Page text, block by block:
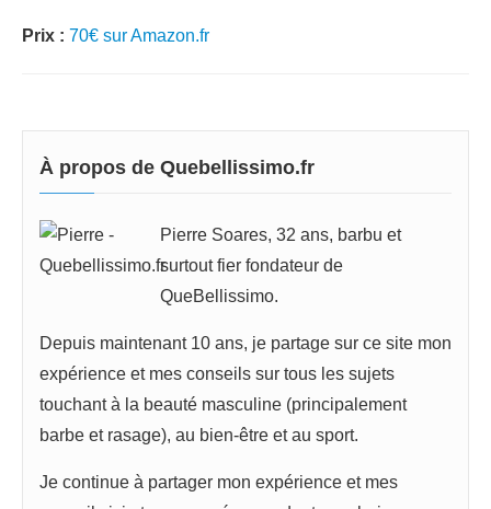
Prix : 70€ sur Amazon.fr
À propos de Quebellissimo.fr
Pierre Soares, 32 ans, barbu et
surtout fier fondateur de
QueBellissimo.
Depuis maintenant 10 ans, je partage sur ce site mon
expérience et mes conseils sur tous les sujets
touchant à la beauté masculine (principalement
barbe et rasage), au bien-être et au sport.
Je continue à partager mon expérience et mes